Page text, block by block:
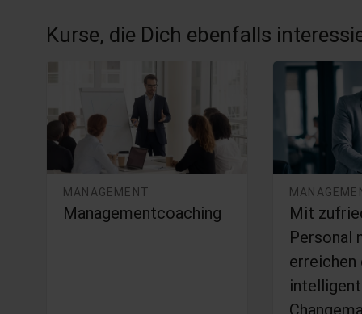
Kurse, die Dich ebenfalls
MANAGEMENT
Managementcoaching
Mit
Personal
erreichen